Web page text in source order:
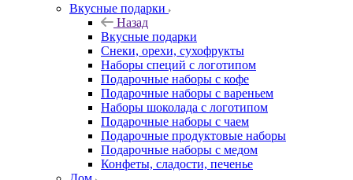
Вкусные подарки
Назад
Вкусные подарки
Снеки, орехи, сухофрукты
Наборы специй с логотипом
Подарочные наборы с кофе
Подарочные наборы с вареньем
Наборы шоколада с логотипом
Подарочные наборы с чаем
Подарочные продуктовые наборы
Подарочные наборы с медом
Конфеты, сладости, печенье